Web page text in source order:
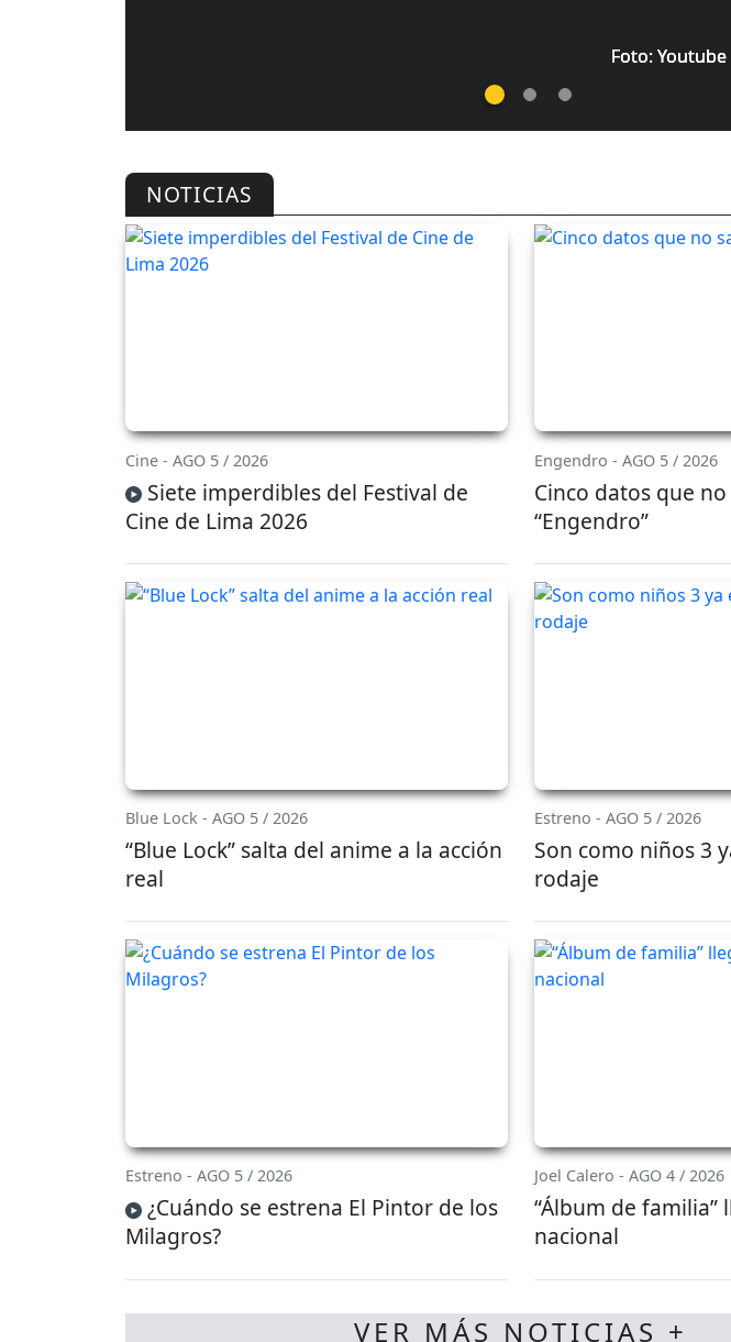
Foto:
Foto:
Foto:
NOTICIAS
Cine - AGO 5 / 2026
Siete imperdibles del Festival de
Cine de Lima 2026
Engendro - AGO 5 / 2026
Cinco datos que
“Engendro”
Blue Lock - AGO 5 / 2026
“Blue Lock” salta del anime a la acción
real
Estreno - AGO 5 / 2026
Son como niños 3
rodaje
Estreno - AGO 5 / 2026
¿Cuándo se estrena El Pintor de los
Milagros?
Joel Calero - AGO 4 / 2026
“Álbum de familia”
nacional
VER MÁS NOTICIAS +